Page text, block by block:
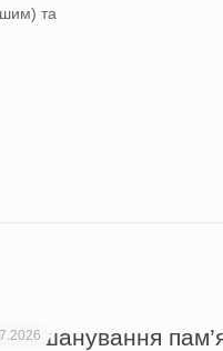
та
вшанування